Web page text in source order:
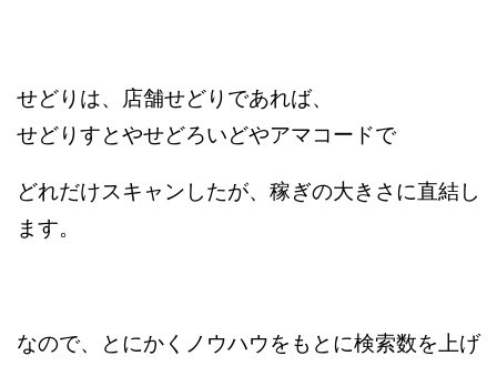
せどりは、店舗せどりであれば、
せどりすとやせどろいどやアマコードで
どれだけスキャンしたが、稼ぎの大きさに直結し
ます。
なので、とにかくノウハウをもとに検索数を上げ